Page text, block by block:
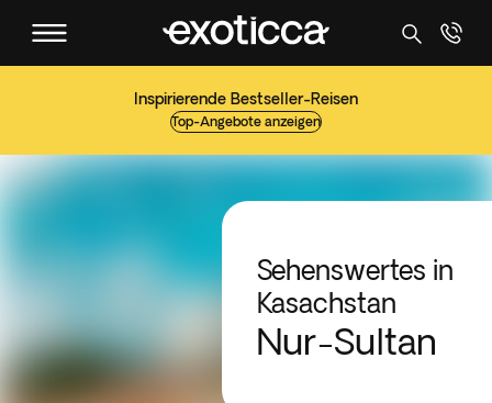
Inspirierende Bestseller-Reisen
Top-Angebote anzeigen
Sehenswertes in
Kasachstan
Nur-Sultan